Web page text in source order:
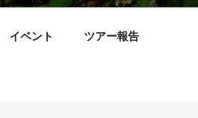
イベント ツアー報告